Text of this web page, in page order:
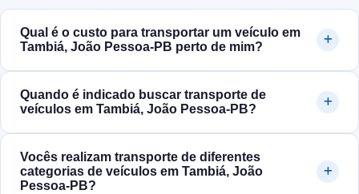
Qual é o custo para transportar um veículo em
Tambiá, João Pessoa‑PB perto de mim?
Quando é indicado buscar transporte de
veículos em Tambiá, João Pessoa‑PB?
Vocês realizam transporte de diferentes
categorias de veículos em Tambiá, João
Pessoa‑PB?